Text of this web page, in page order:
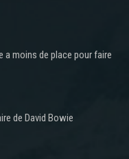
a moins de place pour faire
de David Bowie